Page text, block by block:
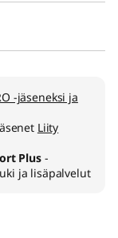
-jäseneksi ja
Liity
Plus-
ja lisäpalvelut